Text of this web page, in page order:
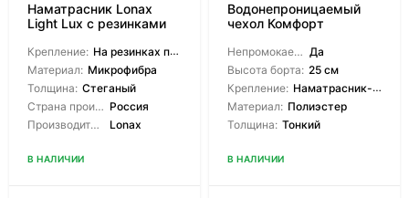
Наматрасник Lonax
Light Lux с резинками
Крепление: На резинках по углам
Материал: Микрофибра
Толщина: Стеганый
Страна производитель: Россия
Производитель:
Lonax
В НАЛИЧИИ
Водонепроницаемый
чехол Комфорт
Непромокаемый: Да
Высота борта: 25 см
Крепление: Наматрасник-чехол
Материал: Полиэстер
Толщина: Тонкий
В НАЛИЧИИ